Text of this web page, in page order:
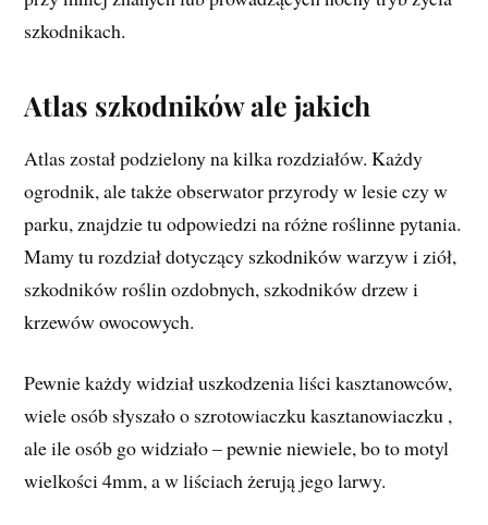
szkodnikach.
Atlas szkodników ale jakich
Atlas został podzielony na kilka rozdziałów. Każdy
ogrodnik, ale także obserwator przyrody w lesie czy w
parku, znajdzie tu odpowiedzi na różne roślinne pytania.
Mamy tu rozdział dotyczący szkodników warzyw i ziół,
szkodników roślin ozdobnych, szkodników drzew i
krzewów owocowych.
Pewnie każdy widział uszkodzenia liści kasztanowców,
wiele osób słyszało o szrotowiaczku kasztanowiaczku ,
ale ile osób go widziało – pewnie niewiele, bo to motyl
wielkości 4mm, a w liściach żerują jego larwy.